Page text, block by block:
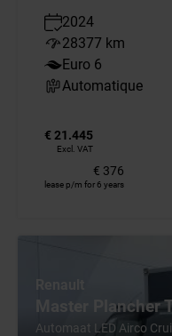
2024
28377 km
Euro 6
Automatique
€ 21.445
Excl. VAT
€ 376
lease p/m for 6 years
Renault
Master Plancher
Automaat LED Airco